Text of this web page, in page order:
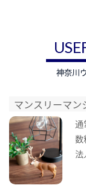
神奈川
マンスリーマン
通
数
法